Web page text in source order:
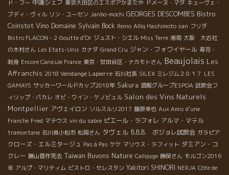
ド・フー 中湊シェフ 東京大田区のエスポアかまたや ドメーヌ・マダ キューヴェ・
ブディ・ヴィル リン・ユーセン Janbo-mochi GEORGES DESCOMBES Bistro
Coinstot Vino Domaine Sylvain Bock Reino Alliq Hashimoto san フリダ
Bistro FLACON - 2 Goutte d’Or ジュスト・シエル Miss Terre 湘南 大阪 大近社
の木村さん Les Etats-Unis カナダ Grand Cru ジャン・フォワイヤール 寿司・
刺身 Encore Canicule France 東京・世田谷区・ナカモトさん Beaujolais Les
Affranchis 2018 Vendange Lapierre 石川社長 SILEX ミレジム２０１７ LES
GAMAYS サッカーワールドカップ2018年 Sakura 酒販グループESPOA 試飲会フ
ィリップ・パカレ オビ・ワイン・ケノビュル Salon des Vins Naturels
Montpellier アヴェイロン ソルスルリ2017 藤原幸也 Aux Amis d’une
Franche Fred マテウス vin du sabre ピエール・ラフォレ アルマ・マテル
tramontane 石川県小松市 松岡さん タヴェル B.B.B. ボジョレ試飲会 ガラピア
クローズ・エルミタージュ Pas à Pas ケケ マリウス・ラフィット ダミアン・コ
クレー 勝山晋作死去 Taiwan Buvons Nature Callipyge 勝俣さん モルゴン2016
年 アルプ・マリティム ビストロ・セレスタン Yakitori SHINORI NERJA Côte de